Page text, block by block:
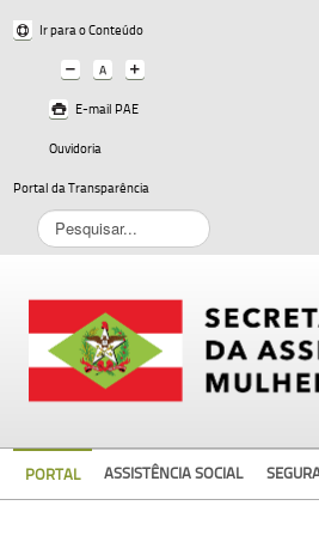
Ir para o Conteúdo
E-mail PAE
Ouvidoria
Portal da Transparência
Pesquisar...
PORTAL ASSISTÊNCIA SOCIAL